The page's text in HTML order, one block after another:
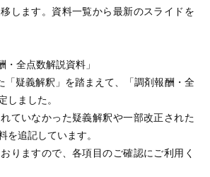
します。資料一覧から最新のスライドを
全点数解説資料」
「疑義解釈」を踏まえて、「調剤報酬・全
しました。
ていなかった疑義解釈や一部改正された
を追記しています。
りますので、各項目のご確認にご利用く